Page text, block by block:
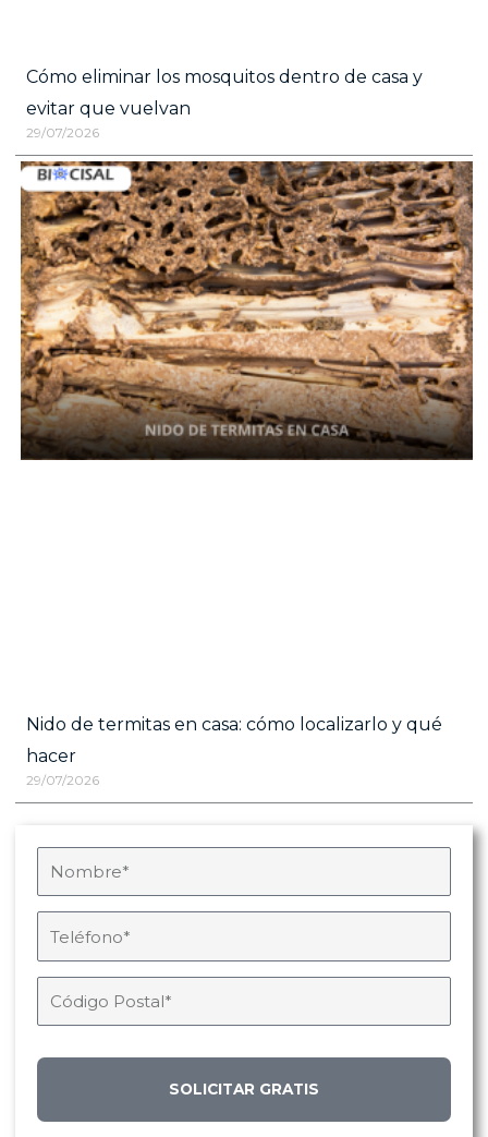
Cómo eliminar los mosquitos dentro de casa y
evitar que vuelvan
29/07/2026
Nido de termitas en casa: cómo localizarlo y qué
hacer
29/07/2026
SOLICITAR GRATIS